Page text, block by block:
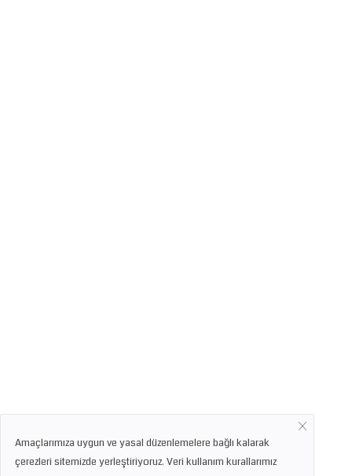
Amaçlarımıza uygun ve yasal düzenlemelere bağlı kalarak
çerezleri sitemizde yerleştiriyoruz. Veri kullanım kurallarımız